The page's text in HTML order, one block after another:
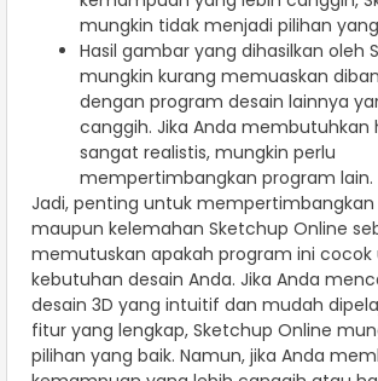
mungkin tidak menjadi pilihan
Hasil gambar yang dihasilkan oleh
mungkin kurang memuaskan
dengan program desain lainnya
canggih. Jika Anda membutuhkan
sangat realistis, mungkin perlu
mempertimbangkan program lain.
Jadi, penting untuk mempertimbangkan
maupun kelemahan Sketchup Online
memutuskan apakah program ini cocok
kebutuhan desain Anda. Jika Anda
desain 3D yang intuitif dan mudah
fitur yang lengkap, Sketchup Online
pilihan yang baik. Namun, jika Anda